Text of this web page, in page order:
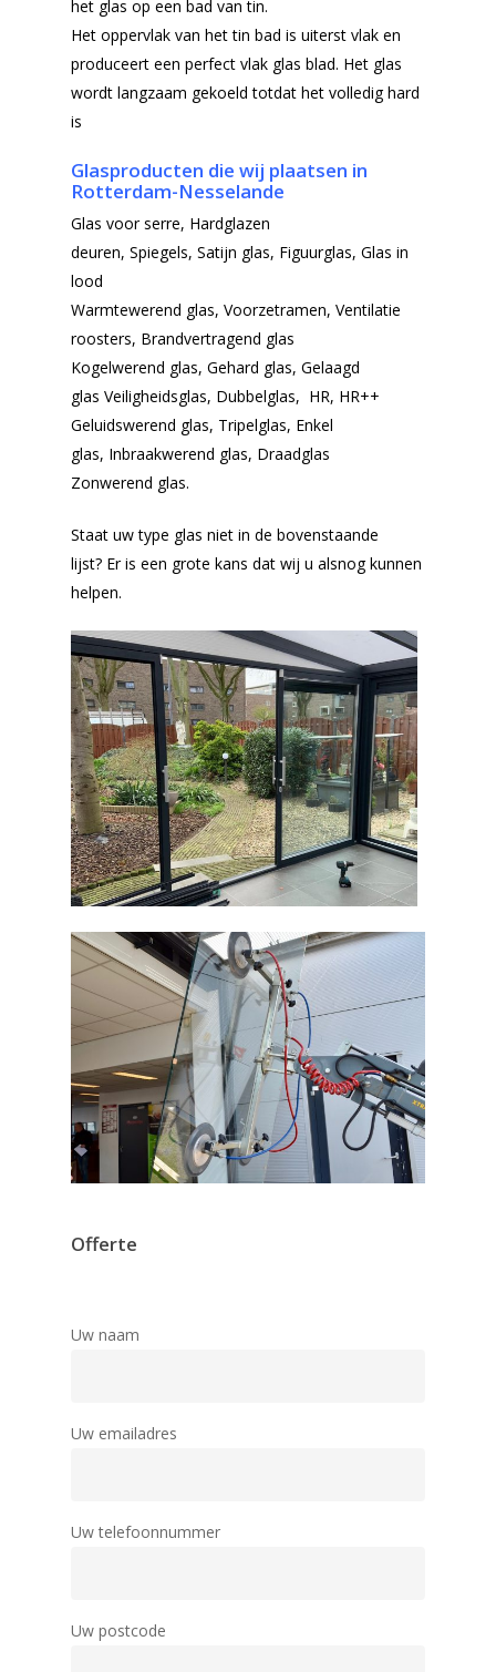
het glas op een bad van tin.
Het oppervlak van het tin bad is uiterst vlak en
produceert een perfect vlak glas blad. Het glas
wordt langzaam gekoeld totdat het volledig hard
is
Glasproducten die wij plaatsen in
Rotterdam-Nesselande
Glas voor serre, Hardglazen
deuren, Spiegels, Satijn glas, Figuurglas, Glas in
lood
Warmtewerend glas, Voorzetramen, Ventilatie
roosters, Brandvertragend glas
Kogelwerend glas, Gehard glas, Gelaagd
glas Veiligheidsglas, Dubbelglas, HR, HR++
Geluidswerend glas, Tripelglas, Enkel
glas, Inbraakwerend glas, Draadglas
Zonwerend glas.
Staat uw type glas niet in de bovenstaande
lijst? Er is een grote kans dat wij u alsnog kunnen
helpen.
Offerte
Uw naam
Uw emailadres
Uw telefoonnummer
Uw postcode